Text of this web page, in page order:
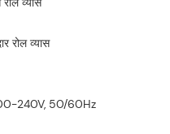
रोल व्यास
240V, 50/60Hz